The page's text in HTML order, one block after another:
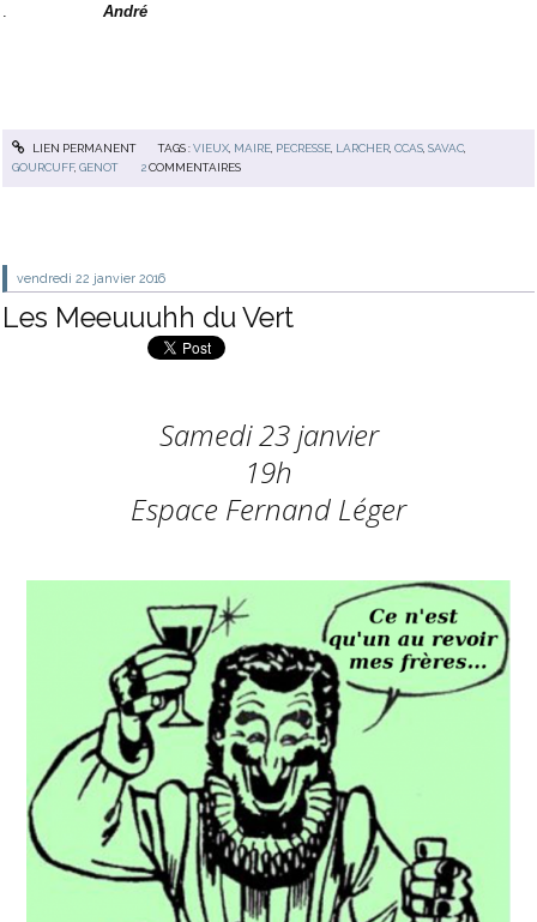
André
LIEN PERMANENT TAGS :VIEUX, MAIRE, PECRESSE, LARCHER, CCAS, SAVAC,
GOURCUFF,GENOT 2 COMMENTAIRES
vendredi 22 janvier 2016
Les Meeuuuhh du Vert
Samedi 23 janvier
19h
Espace Fernand Léger